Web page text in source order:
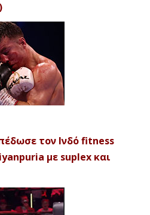
τον Ινδό fitness
με suplex και